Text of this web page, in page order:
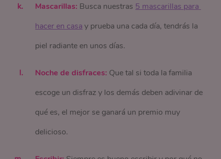
Mascarillas: Busca nuestras 5 mascarillas para
hacer en casa y prueba una cada día, tendrás la
piel radiante en unos días.
Noche de disfraces: Que tal si toda la familia
escoge un disfraz y los demás deben adivinar de
qué es, el mejor se ganará un premio muy
delicioso.